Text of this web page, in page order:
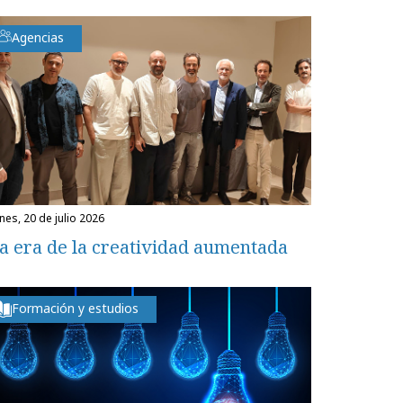
Agencias
20 de julio 2026
era de la creatividad aumentada
Formación y estudios